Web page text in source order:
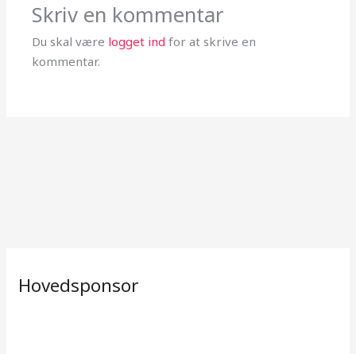
Skriv en kommentar
Du skal være logget ind for at skrive en
kommentar.
Hovedsponsor